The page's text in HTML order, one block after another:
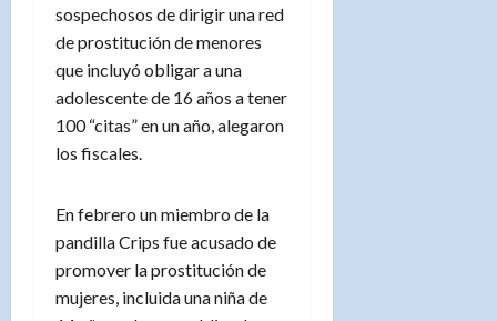
sospechosos de dirigir una red
de prostitución de menores
que incluyó obligar a una
adolescente de 16 años a tener
100 “citas” en un año, alegaron
los fiscales.
En febrero un miembro de la
pandilla Crips fue acusado de
promover la prostitución de
mujeres, incluida una niña de